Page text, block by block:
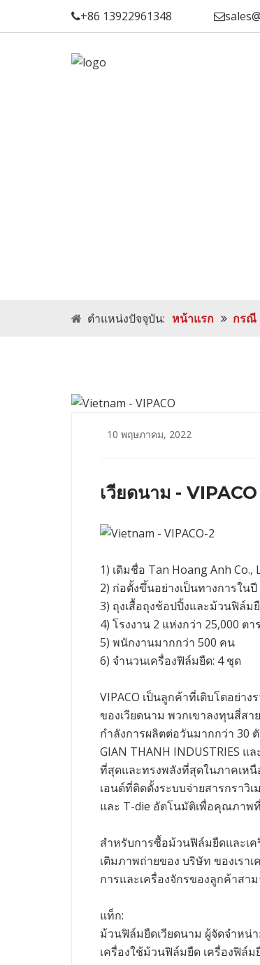
+86 13922961348
ตําแหน่งปัจจุบัน: หน้าแรก กรณี
10 พฤษภาคม, 2022
เวียดนาม - VIPACO
1) เดิมชื่อ Tan Hoang Anh Co.,
2) ก่อตั้งขึ้นอย่างเป็นทางการในปี
3) ถุงเสื้อถุงช้อปปิ้งและม้วนฟิล์ม
4) โรงงาน 2 แห่งกว่า 25,000 ตา
5) พนักงานมากกว่า 500 คน
6) จํานวนเครื่องฟิล์มยืด: 4 ชุด
VIPACO เป็นลูกค้าที่เติบโตอย่า
ของเวียดนาม พวกเขาลงทุนสี่สา
กําลังการผลิตต่อวันมากกว่า 30
GIAN THANH INDUSTRIES
ที่สุดและทรงพลังที่สุดในภาคเหนื
เอนด์ที่ติดตั้งระบบจ่ายสารกราวิ
และ T-die อัตโนมัติเพื่อคุณภา
สําหรับการซื้อม้วนฟิล์มยืดและเค
เติมภาพถ่ายของ บริษัท ของเรา
การและเครื่องจักรของลูกค้าสา
แท็ก:
ม้วนฟิล์มยืดเวียดนาม ผู้จัดจําหน่
เครื่องใช้ม้วนฟิล์มยืด เครื่องฟิล์ม